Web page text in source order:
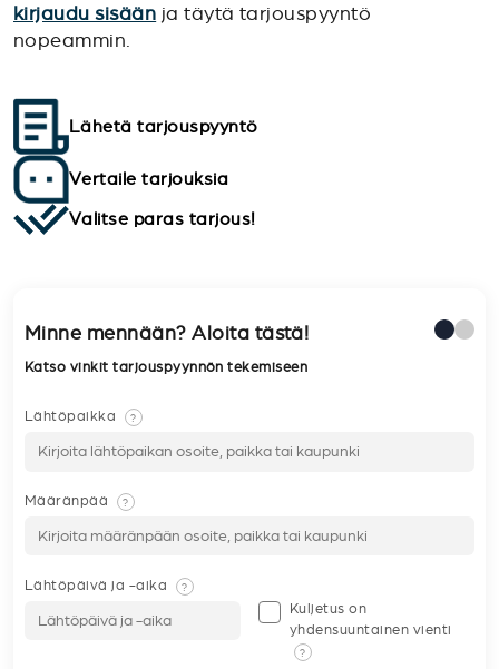
kirjaudu sisään ja täytä tarjouspyyntö
nopeammin.
Lähetä tarjouspyyntö
Vertaile tarjouksia
Valitse paras tarjous!
Minne mennään? Aloita tästä!
Katso vinkit tarjouspyynnön tekemiseen
Lähtöpaikka ?
Määränpää ?
Lähtöpäivä ja -aika ?
Kuljetus on
yhdensuuntainen vienti
?